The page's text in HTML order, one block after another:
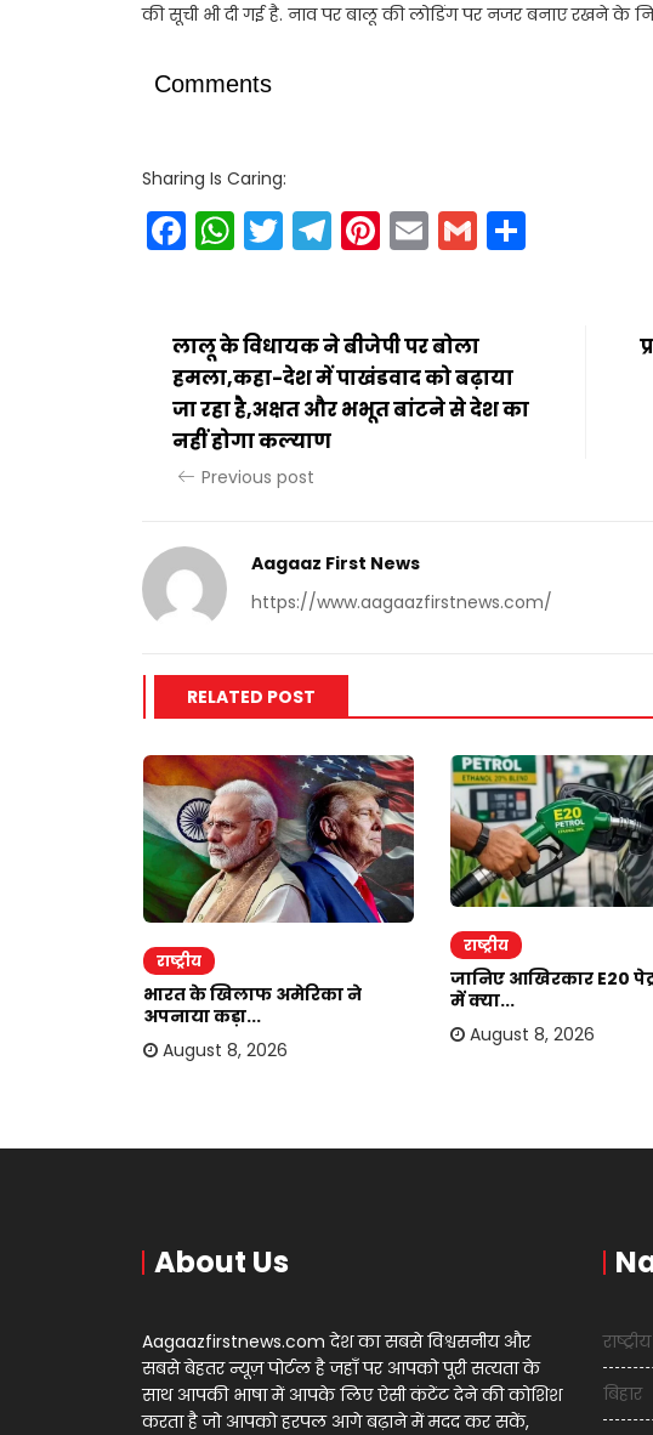
की सूची भी दी गई है. नाव पर बालू की लोडिंग पर नजर बनाए रखने के
Comments
Sharing Is Caring:
Facebook
WhatsApp
Twitter
Telegram
Pinterest
EmailGmail
लालू के विधायक ने बीजेपी पर बोला
हमला,कहा-देश में पाखंडवाद को बढ़ाया
जा रहा है,अक्षत और भभूत बांटने से देश का
नहीं होगा कल्याण
Previous post
Aagaaz First News
https://www.aagaazfirstnews.com/
RELATED POST
राष्ट्रीय
भारत के खिलाफ अमेरिका ने
अपनाया कड़ा...
August 8, 2026
राष्ट्रीय
जानिए आखिरकार E20
में क्या...
August 8, 2026
About Us
Aagaazfirstnews.com देश का सबसे विश्वसनीय और
सबसे बेहतर न्यूज़ पोर्टल है जहाँ पर आपको पूरी सत्यता के
साथ आपकी भाषा में आपके लिए ऐसी कंटेंट देने की कोशिश
करता है जो आपको हरपल आगे बढ़ाने में मदद कर सकें,
राष्ट्रीय
बिहार